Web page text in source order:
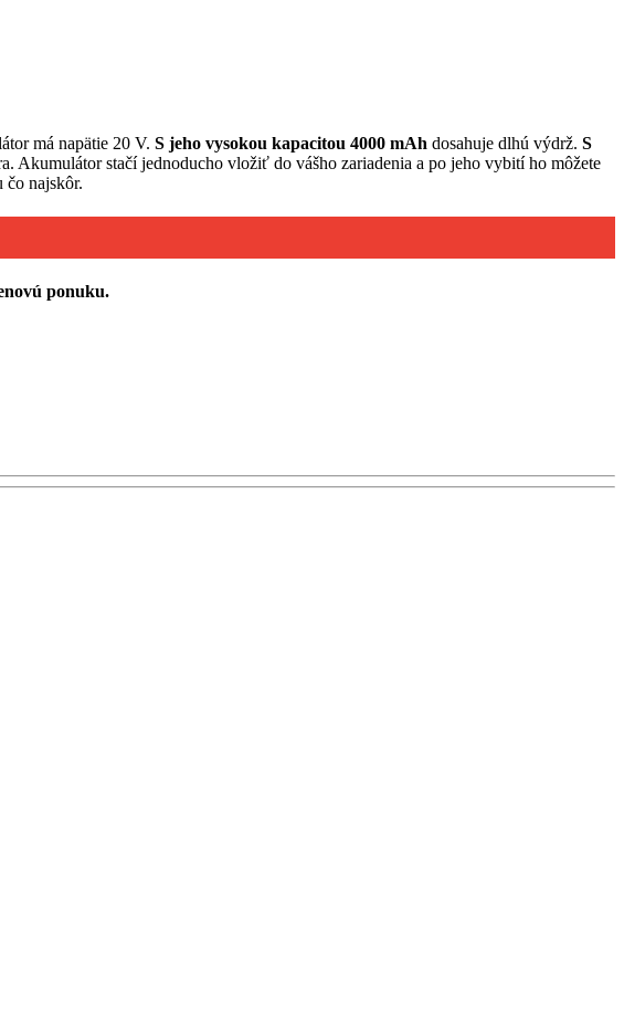
má napätie 20 V. S jeho vysokou kapacitou 4000 mAh dosahuje dlhú výdrž. S
stačí jednoducho vložiť do vášho zariadenia a po jeho vybití ho môžete
najskôr.
ponuku.